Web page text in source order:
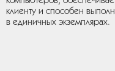
клиенту и способен
в единичных экземплярах.